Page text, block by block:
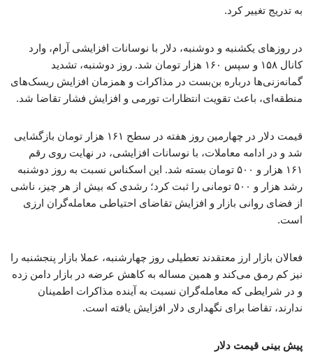
به تدریج تغییر کرد.
در روزهای یکشنبه و دوشنبه، دلار با نوسانات افزایشی آرام، وارد
کانال ۱۵۸ و سپس ۱۶۰ هزار تومان شد. روز دوشنبه، تشدید
گمانه‌زنی‌ها درباره بن‌بست در مذاکرات و همزمان افزایش ریسک‌های
منطقه‌ای، باعث تقویت انتظارات تورمی و افزایش فشار تقاضا شد.
قیمت دلار در چهارمین روز هفته در سطح ۱۶۱ هزار تومان بازگشایی
شد و در ادامه معاملات، با نوسانات افزایشی، در نهایت روی رقم
۱۶۱ هزار و ۵۰۰ تومان بسته شد. این اسکناس نسبت به روز دوشنبه
رشد هزار و ۵۰۰ تومانی را ثبت کرد؛ رشدی که بیش از هر چیز، ناشی
از فضای روانی بازار و افزایش تقاضای احتیاطی معامله‌گران ارزی
است.
فعالان بازار ارز معتقدند تعطیلی‌ روز چهارشنبه، عملا بازار پنجشنبه را
نیز کم رمق می‌کند و همین مساله به کاهش عرضه در بازار دامن زده
و در شرایطی که معامله‌گران نسبت به آینده مذاکرات اطمینان
ندارند، تقاضا برای نگهداری دلار افزایش یافته است.
پیش‌ بینی قیمت دلار